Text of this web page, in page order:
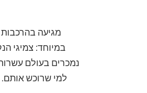
מגיעה בהרכבות
במיוחד: צמיגי
נמכרים בעולם
למי שרוכש